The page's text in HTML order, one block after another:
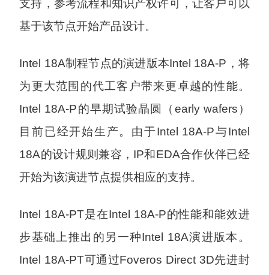
支持，参考流程和知识产权许可，让客户可以
基于该节点开始产品设计。
Intel 18A制程节点的演进版本Intel 18A-P，将
为更大范围的代工客户带来更卓越的性能。
Intel 18A-P的早期试验晶圆（early wafers）
目前已经开始生产。由于Intel 18A-P与Intel
18A的设计规则兼容，IP和EDA合作伙伴已经
开始为该演进节点提供相应的支持。
Intel 18A-PT是在Intel 18A-P的性能和能效进
步基础上推出的另一种Intel 18A演进版本。
Intel 18A-PT可通过Foveros Direct 3D先进封